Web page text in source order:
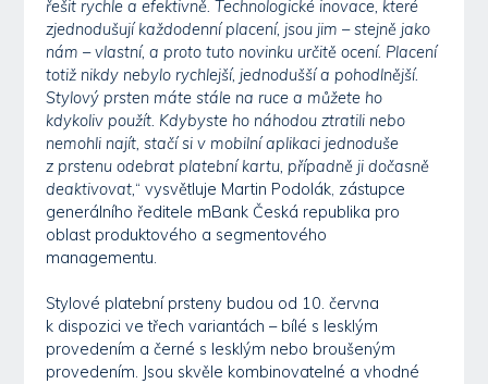
řešit rychle a efektivně. Technologické inovace, které
zjednodušují každodenní placení, jsou jim – stejně jako
nám – vlastní, a proto tuto novinku určitě ocení. Placení
totiž nikdy nebylo rychlejší, jednodušší a pohodlnější.
Stylový prsten máte stále na ruce a můžete ho
kdykoliv použít. Kdybyste ho náhodou ztratili nebo
nemohli najít, stačí si v mobilní aplikaci jednoduše
z prstenu odebrat platební kartu, případně ji dočasně
deaktivovat,“ vysvětluje Martin Podolák, zástupce
generálního ředitele mBank Česká republika pro
oblast produktového a segmentového
managementu.
Stylové platební prsteny budou od 10. června
k dispozici ve třech variantách – bílé s lesklým
provedením a černé s lesklým nebo broušeným
provedením. Jsou skvěle kombinovatelné a vhodné